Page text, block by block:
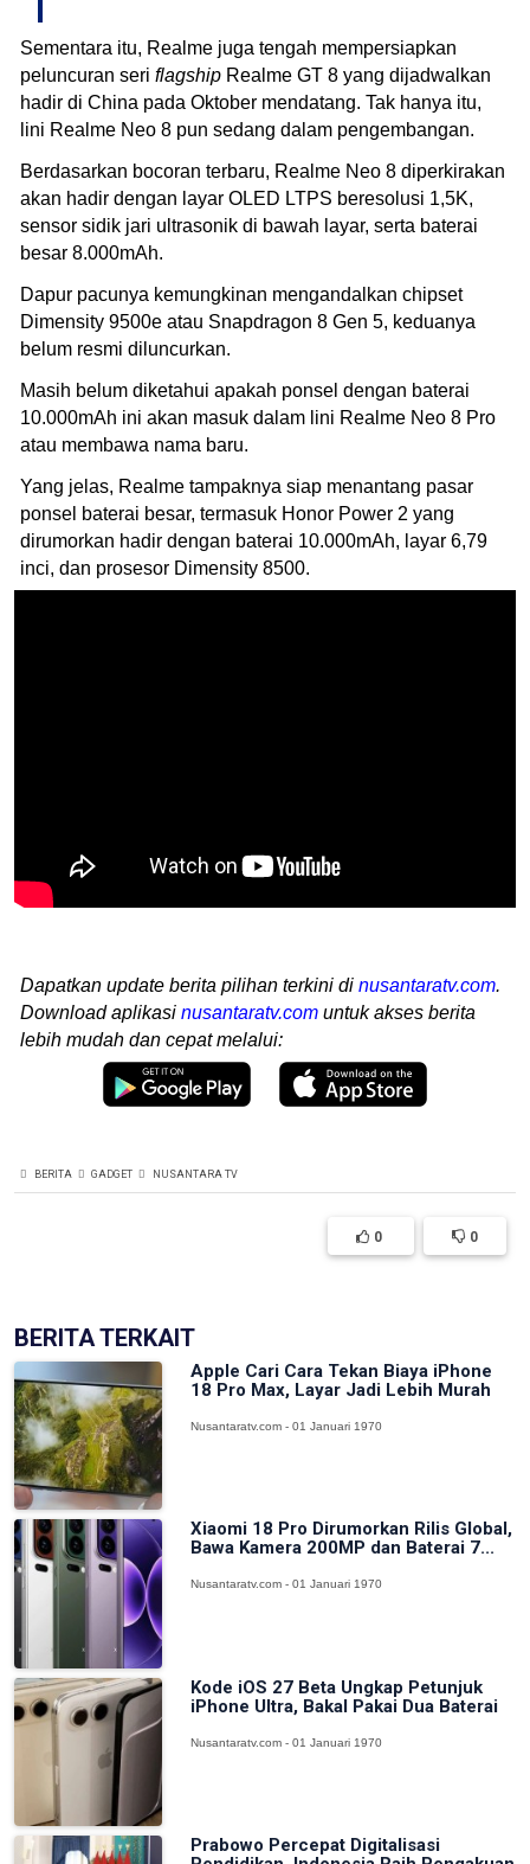
Sementara itu, Realme juga tengah mempersiapkan
peluncuran seri flagship Realme GT 8 yang dijadwalkan
hadir di China pada Oktober mendatang. Tak hanya itu,
lini Realme Neo 8 pun sedang dalam pengembangan.
Berdasarkan bocoran terbaru, Realme Neo 8 diperkirakan
akan hadir dengan layar OLED LTPS beresolusi 1,5K,
sensor sidik jari ultrasonik di bawah layar, serta baterai
besar 8.000mAh.
Dapur pacunya kemungkinan mengandalkan chipset
Dimensity 9500e atau Snapdragon 8 Gen 5, keduanya
belum resmi diluncurkan.
Masih belum diketahui apakah ponsel dengan baterai
10.000mAh ini akan masuk dalam lini Realme Neo 8 Pro
atau membawa nama baru.
Yang jelas, Realme tampaknya siap menantang pasar
ponsel baterai besar, termasuk Honor Power 2 yang
dirumorkan hadir dengan baterai 10.000mAh, layar 6,79
inci, dan prosesor Dimensity 8500.
Dapatkan update berita pilihan terkini di nusantaratv.com.
Download aplikasi nusantaratv.com untuk akses berita
lebih mudah dan cepat melalui:
BERITA GADGET NUSANTARA TV
0 0
BERITA TERKAIT
Apple Cari Cara Tekan Biaya iPhone
18 Pro Max, Layar Jadi Lebih Murah
Nusantaratv.com - 01 Januari 1970
Xiaomi 18 Pro Dirumorkan Rilis Global,
Bawa Kamera 200MP dan Baterai 7...
Nusantaratv.com - 01 Januari 1970
Kode iOS 27 Beta Ungkap Petunjuk
iPhone Ultra, Bakal Pakai Dua Baterai
Nusantaratv.com - 01 Januari 1970
Prabowo Percepat Digitalisasi